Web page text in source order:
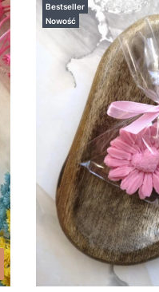
Bestseller
Nowość